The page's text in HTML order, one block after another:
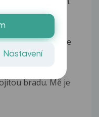
endodonticke
bradu. Mě je
Nastavení